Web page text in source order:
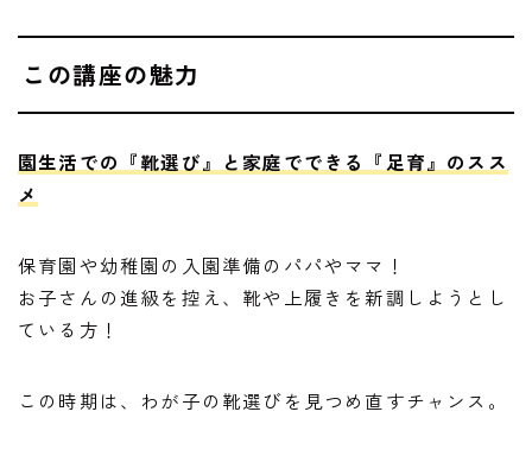
この講座の魅力
園生活での『靴選び』と家庭でできる『足育』のスス
メ
保育園や幼稚園の入園準備のパパやママ！
お子さんの進級を控え、靴や上履きを新調しようとし
ている方！
この時期は、わが子の靴選びを見つめ直すチャンス。